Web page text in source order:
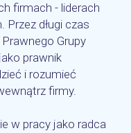
firmach - liderach
długi czas
Prawnego Grupy
prawnik
i rozumieć
firmy.
w pracy jako radca